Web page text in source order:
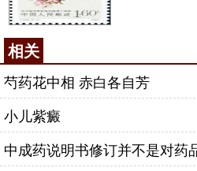
相关
芍药花中相 赤白各自芳
小儿紫癜
中成药说明书修订并不是对药